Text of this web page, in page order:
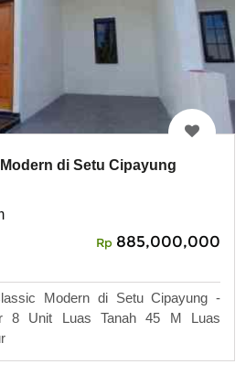
di Setu Cipayung
Rp 885,000,000
Modern di Setu Cipayung -
8 Unit Luas Tanah 45 M Luas